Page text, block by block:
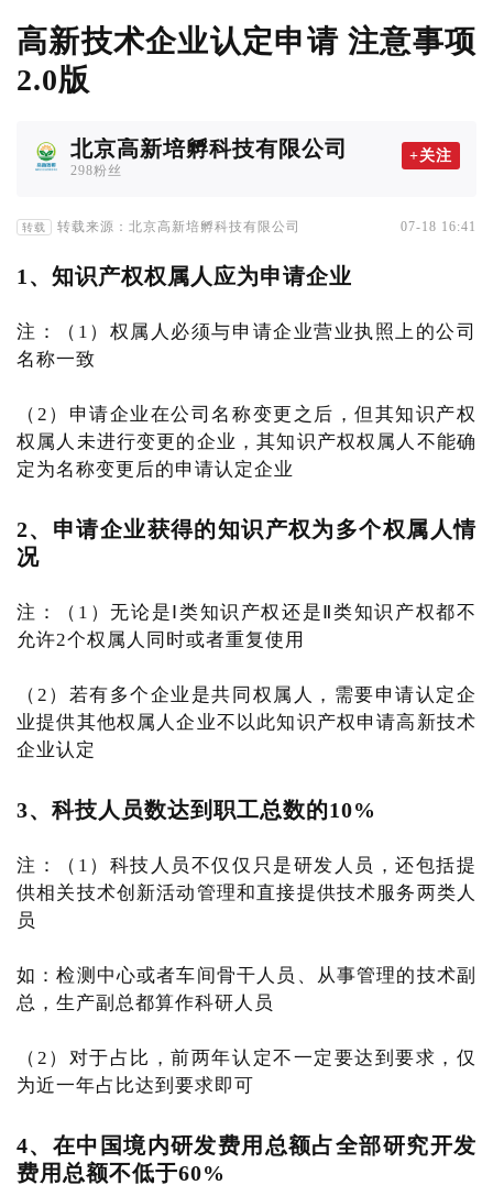
高新技术企业认定申请 注意事项
2.0版
北京高新培孵科技有限公司
298粉丝
+关注
转载 转载来源：北京高新培孵科技有限公司 07-18 16:41
1、知识产权权属人应为申请企业
注：（1）权属人必须与申请企业营业执照上的公司
名称一致
（2）申请企业在公司名称变更之后，但其知识产权
权属人未进行变更的企业，其知识产权权属人不能确
定为名称变更后的申请认定企业
2、申请企业获得的知识产权为多个权属人情
况
注：（1）无论是Ⅰ类知识产权还是Ⅱ类知识产权都不
允许2个权属人同时或者重复使用
（2）若有多个企业是共同权属人，需要申请认定企
业提供其他权属人企业不以此知识产权申请高新技术
企业认定
3、科技人员数达到职工总数的10%
注：（1）科技人员不仅仅只是研发人员，还包括提
供相关技术创新活动管理和直接提供技术服务两类人
员
如：检测中心或者车间骨干人员、从事管理的技术副
总，生产副总都算作科研人员
（2）对于占比，前两年认定不一定要达到要求，仅
为近一年占比达到要求即可
4、在中国境内研发费用总额占全部研究开发
费用总额不低于60%